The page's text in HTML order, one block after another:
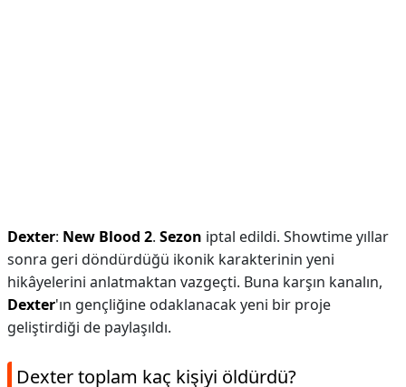
Dexter: New Blood 2. Sezon iptal edildi. Showtime yıllar
sonra geri döndürdüğü ikonik karakterinin yeni
hikâyelerini anlatmaktan vazgeçti. Buna karşın kanalın,
Dexter'ın gençliğine odaklanacak yeni bir proje
geliştirdiği de paylaşıldı.
Dexter toplam kaç kişiyi öldürdü?